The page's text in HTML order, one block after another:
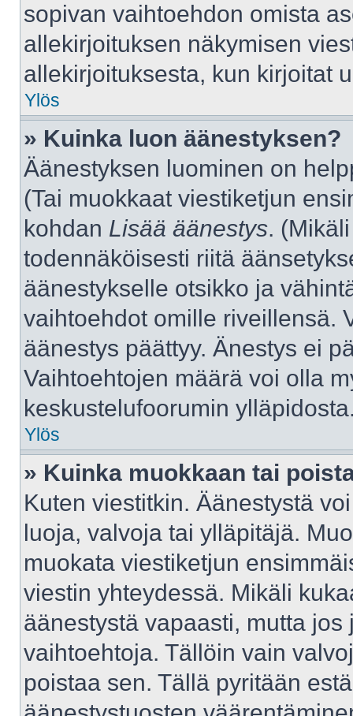
sopivan vaihtoehdon omista
allekirjoituksen näkymisen
allekirjoituksesta, kun kirjoitat
Ylös
» Kuinka luon äänestyksen?
Äänestyksen luominen on
(Tai muokkaat viestiketjun
kohdan Lisää äänestys.
todennäköisesti riitä
äänestykselle otsikko ja
vaihtoehdot omille riveillensä.
äänestys päättyy. Änestys ei
Vaihtoehtojen määrä voi olla
keskustelufoorumin
Ylös
» Kuinka muokkaan tai
Kuten viestitkin. Äänestystä
luoja, valvoja tai ylläpitäjä.
muokata viestiketjun
viestin yhteydessä. Mikäli
äänestystä vapaasti, mutta
vaihtoehtoja. Tällöin vain
poistaa sen. Tällä pyritään